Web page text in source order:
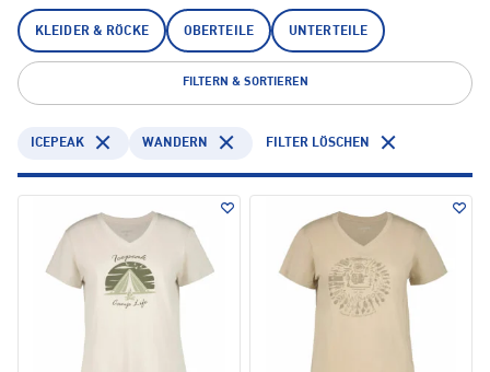
KLEIDER & RÖCKE OBERTEILE UNTERTEILE
FILTERN & SORTIEREN
ICEPEAK WANDERN FILTER LÖSCHEN